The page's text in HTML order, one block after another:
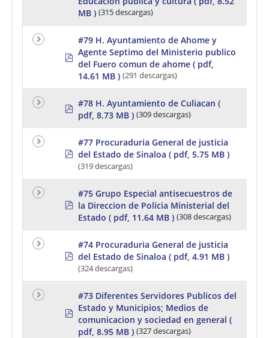
MB ) (315 descargas)
p
#79 H. Ayuntamiento de Ahome y
Agente Septimo del Ministerio publico
del Fuero comun de ahome ( pdf,
14.61 MB ) (291 descargas)
p
f
#78 H. Ayuntamiento de Culiacan (
pdf, 8.73 MB ) (309 descargas)
p
#77 Procuraduria General de justicia
del Estado de Sinaloa ( pdf, 5.75 MB )
(319 descargas)
p
#75 Grupo Especial antisecuestros de
la Direccion de Policia Ministerial del
Estado ( pdf, 11.64 MB ) (308 descargas)
p
#74 Procuraduria General de justicia
del Estado de Sinaloa ( pdf, 4.91 MB )
(324 descargas)
p
#73 Diferentes Servidores Publicos del
Estado y Municipios; Medios de
comunicacion y sociedad en general (
pdf, 8.95 MB ) (327 descargas)